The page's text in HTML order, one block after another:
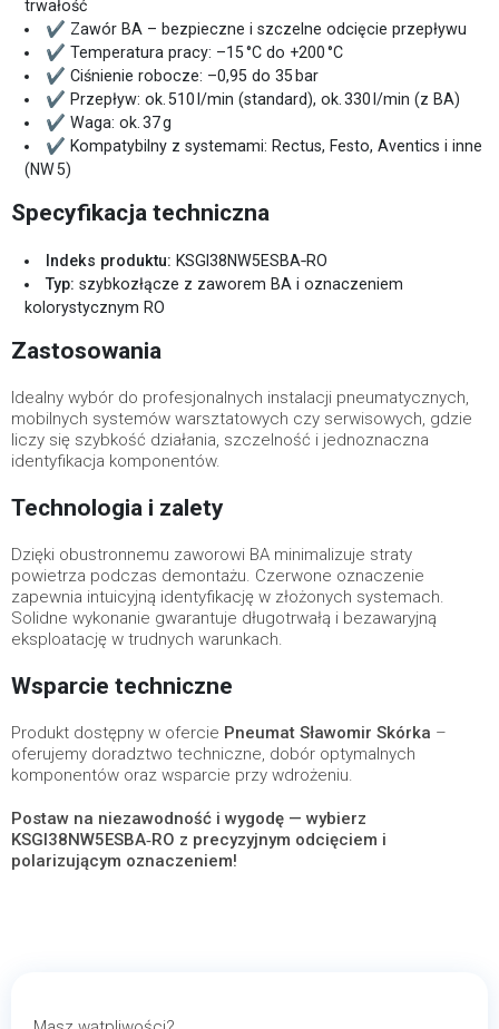
trwałość
✔ Zawór BA – bezpieczne i szczelne odcięcie przepływu
✔ Temperatura pracy: –15 °C do +200 °C
✔ Ciśnienie robocze: –0,95 do 35 bar
✔ Przepływ: ok. 510 l/min (standard), ok. 330 l/min (z BA)
✔ Waga: ok. 37 g
✔ Kompatybilny z systemami: Rectus, Festo, Aventics i inne
(NW 5)
Specyfikacja techniczna
Indeks produktu: KSGI38NW5ESBA‑RO
Typ: szybkozłącze z zaworem BA i oznaczeniem
kolorystycznym RO
Zastosowania
Idealny wybór do profesjonalnych instalacji pneumatycznych,
mobilnych systemów warsztatowych czy serwisowych, gdzie
liczy się szybkość działania, szczelność i jednoznaczna
identyfikacja komponentów.
Technologia i zalety
Dzięki obustronnemu zaworowi BA minimalizuje straty
powietrza podczas demontażu. Czerwone oznaczenie
zapewnia intuicyjną identyfikację w złożonych systemach.
Solidne wykonanie gwarantuje długotrwałą i bezawaryjną
eksploatację w trudnych warunkach.
Wsparcie techniczne
Produkt dostępny w ofercie Pneumat Sławomir Skórka –
oferujemy doradztwo techniczne, dobór optymalnych
komponentów oraz wsparcie przy wdrożeniu.
Postaw na niezawodność i wygodę — wybierz
KSGI38NW5ESBA‑RO z precyzyjnym odcięciem i
polarizującym oznaczeniem!